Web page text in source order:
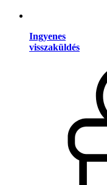
Ingyenes
visszaküldés